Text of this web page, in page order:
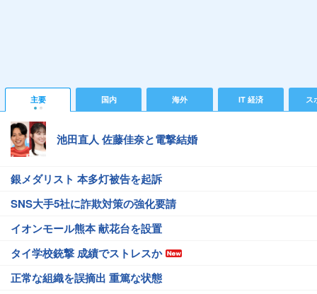
主要 国内 海外 IT 経済 ス
池田直人 佐藤佳奈と電撃結婚
銀メダリスト 本多灯被告を起訴
SNS大手5社に詐欺対策の強化要請
イオンモール熊本 献花台を設置
タイ学校銃撃 成績でストレスか
正常な組織を誤摘出 重篤な状態